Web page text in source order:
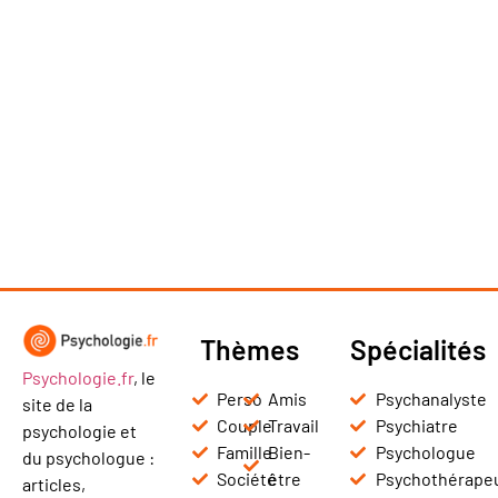
Psychologie.fr, le
site de la
psychologie et
du psychologue :
articles,
Thèmes
Perso
Couple
Famille
Société
Amis
Travail
Bien-
être
Spécialités
Psychanalyste
Psychiatre
Psychologue